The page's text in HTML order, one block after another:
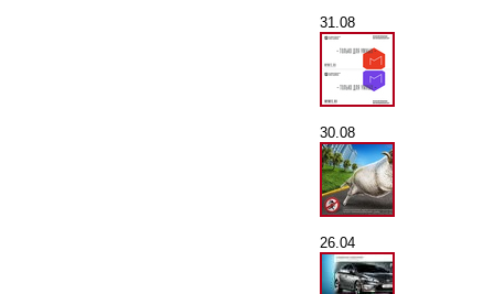
31.08
30.08
26.04